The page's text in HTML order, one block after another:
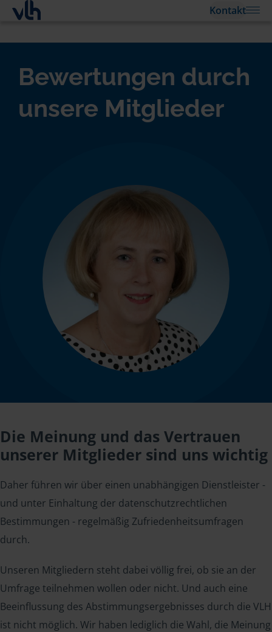
Kontakt
Bewertungen durch
unsere Mitglieder
Die Meinung und das Vertrauen
unserer Mitglieder sind uns wichtig
Daher führen wir über einen unabhängigen Dienstleister -
und unter Einhaltung der datenschutzrechtlichen
Bestimmungen - regelmäßig Zufriedenheitsumfragen
durch.
Unseren Mitgliedern steht dabei völlig frei, ob sie an der
Umfrage teilnehmen wollen oder nicht. Und auch eine
Beeinflussung des Abstimmungsergebnisses durch die VLH
ist nicht möglich. Wir haben lediglich die Wahl, die Meinung